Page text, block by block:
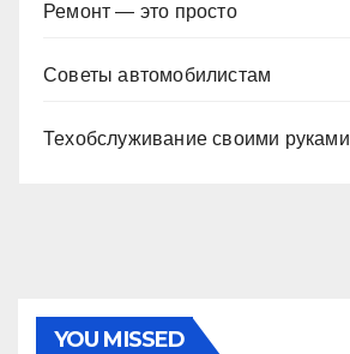
Ремонт — это просто
Советы автомобилистам
Техобслуживание своими руками
YOU MISSED